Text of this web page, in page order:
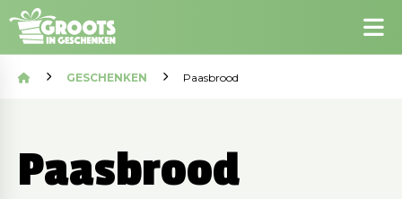
GESCHENKEN Paasbrood
Paasbrood